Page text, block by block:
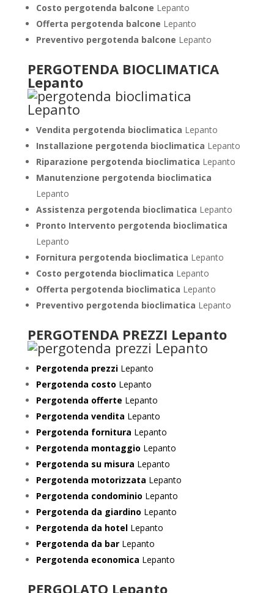
Costo pergotenda balcone Lepanto
Offerta pergotenda balcone Lepanto
Preventivo pergotenda balcone Lepanto
PERGOTENDA BIOCLIMATICA
Lepanto
Vendita pergotenda bioclimatica Lepanto
Installazione pergotenda bioclimatica Lepanto
Riparazione pergotenda bioclimatica Lepanto
Manutenzione pergotenda bioclimatica
Lepanto
Assistenza pergotenda bioclimatica Lepanto
Pronto Intervento pergotenda bioclimatica
Lepanto
Fornitura pergotenda bioclimatica Lepanto
Costo pergotenda bioclimatica Lepanto
Offerta pergotenda bioclimatica Lepanto
Preventivo pergotenda bioclimatica Lepanto
PERGOTENDA PREZZI Lepanto
Pergotenda prezziLepanto
Pergotenda costo Lepanto
Pergotenda offerte Lepanto
Pergotenda vendita Lepanto
Pergotenda fornitura Lepanto
Pergotenda montaggio Lepanto
Pergotenda su misura Lepanto
Pergotenda motorizzata Lepanto
Pergotenda condominio Lepanto
Pergotenda da giardino Lepanto
Pergotenda da hotelLepanto
Pergotenda da barLepanto
Pergotenda economica Lepanto
PERGOLATO Lepanto